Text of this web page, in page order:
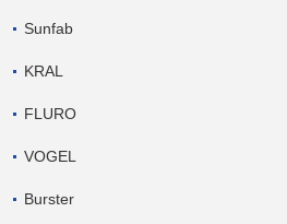
Sunfab
KRAL
FLURO
VOGEL
Burster